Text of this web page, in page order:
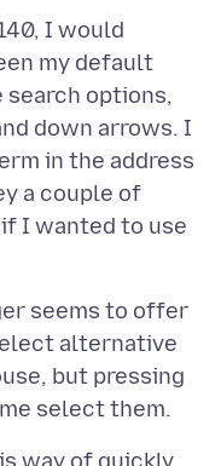
I would
my default
search options,
down arrows. I
in the address
a couple of
I wanted to use
seems to offer
alternative
but pressing